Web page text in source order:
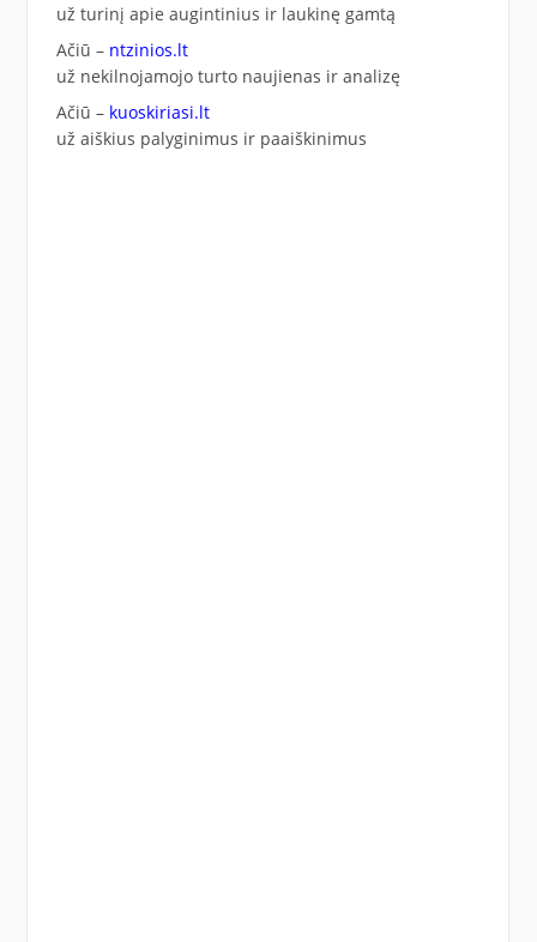
už turinį apie augintinius ir laukinę gamtą
Ačiū – ntzinios.lt
už nekilnojamojo turto naujienas ir analizę
Ačiū – kuoskiriasi.lt
už aiškius palyginimus ir paaiškinimus